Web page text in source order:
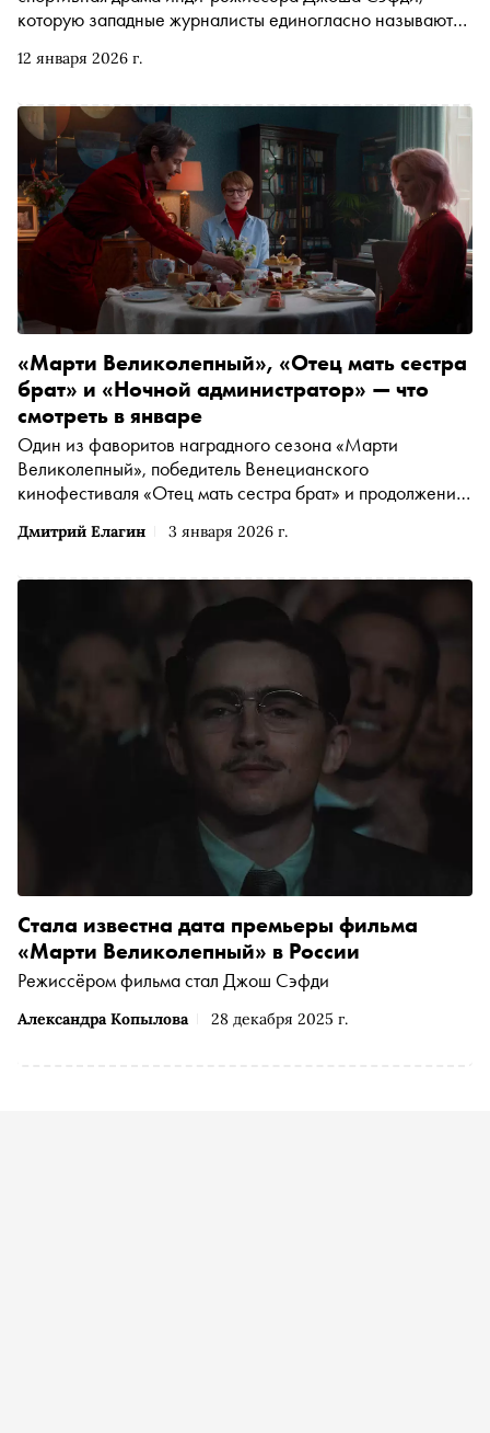
12 января 2026 г.
которую западные журналисты единогласно называют
Маузер (за эту роль Тимоти Шаламе получил «Золотой
в настольный теннис, готовый на всё, чтобы стать
чемпионом. Автор «Сноба» Катя Загвоздкина
рассуждает, действительно ли Марти великолепный.
Дмитрий Елагин 3 января 2026 г.
«Марти Великолепный», «Отец мать сестра
брат» и «Ночной администратор» — что
смотреть в январе
Один из фаворитов наградного сезона «Марти
Великолепный», победитель Венецианского
кинофестиваля «Отец мать сестра брат» и продолжение
«Сноб» выбрал интересные фильмы и сериалы разгара
Александра Копылова 28 декабря 2025 г.
Стала известна дата премьеры фильма
«Марти Великолепный» в России
Режиссёром фильма стал Джош Сэфди